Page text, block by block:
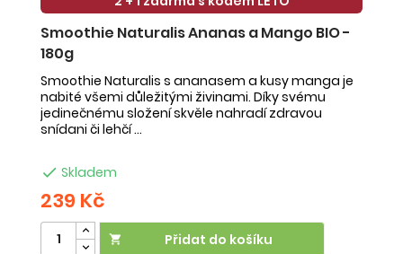
Smoothie Naturalis Ananas a Mango BIO -
180g
Smoothie Naturalis s ananasem a kusy manga je
nabité všemi důležitými živinami. Díky svému
jedinečnému složení skvěle nahradí zdravou
snídani či lehčí ...
 Skladem
239 Kč
 Přidat do košíku